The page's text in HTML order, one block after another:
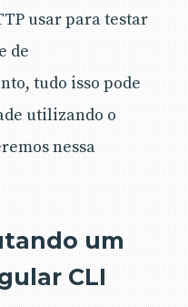
usar para testar
de
tudo isso pode
utilizando o
nessa
um
CLI